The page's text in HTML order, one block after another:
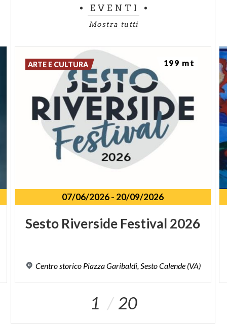
EVENTI
Mostra tutti
07/06/2026- 20/09/2026
Sesto Riverside Festival 2026
Centrostorico PiazzaGaribaldi,SestoCalende (VA)
ARTE E CULTURA 199 mt
1 20